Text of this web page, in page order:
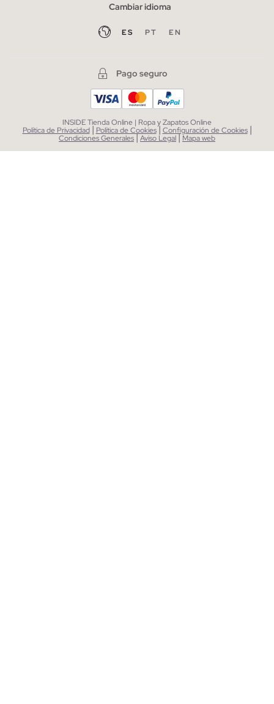
Cambiar idioma
ES PT EN
Pago seguro
INSIDE Tienda Online | Ropa y Zapatos Online
Política de Privacidad | Política de Cookies| Configuración de Cookies |
Condiciones Generales|Aviso Legal| Mapa web